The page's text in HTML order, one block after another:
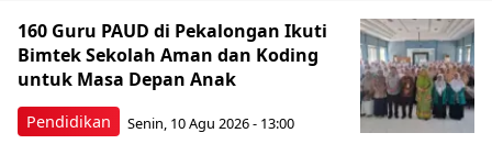
Pendidikan
160 Guru PAUD di Pekalongan Ikuti
Bimtek Sekolah Aman dan Koding
untuk Masa Depan Anak
Senin, 10 Agu 2026 - 13:00